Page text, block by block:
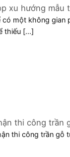
xu hướng mẫu
Hải Dương
có một không gian
thiếu [...]
thi công trần
thi công trần gỗ